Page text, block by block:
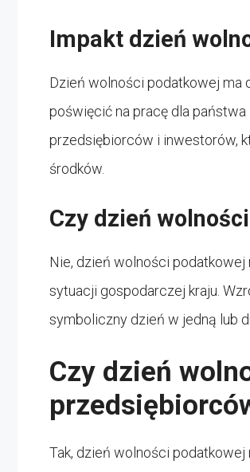
Impakt dzień
Dzień wolności podatkowej ma
poświęcić na pracę dla
przedsiębiorców i inwestorów,
środków.
Czy dzień
Nie, dzień wolności
sytuacji gospodarczej kraju.
symboliczny dzień w jedną lub
Czy dzień
Tak, dzień wolności